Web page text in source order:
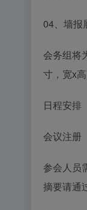
04、墙报
会务组将
寸，宽x
日程安排
会议注册
参会人员
摘要请通